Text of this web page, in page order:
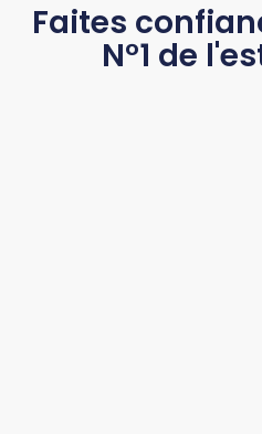
Faites
N°1 de